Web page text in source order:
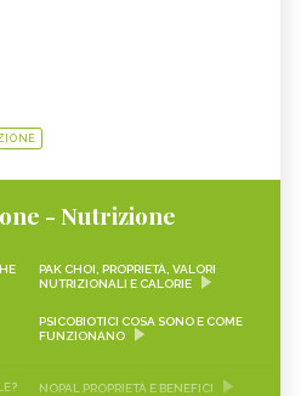
- Nutrizione
PAK CHOI, PROPRIETÀ, VALORI
NUTRIZIONALI E CALORIE
PSICOBIOTICI COSA SONO E COME
FUNZIONANO
NOPAL PROPRIETÀ E BENEFICI